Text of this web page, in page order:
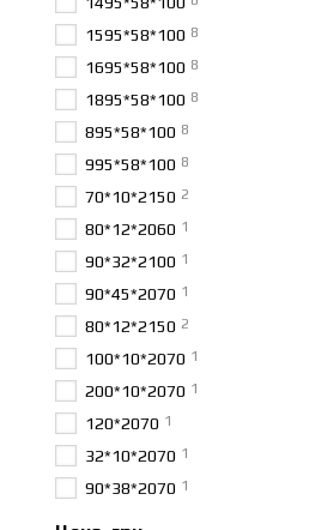
1595*58*100 8
1695*58*100 8
1895*58*100 8
895*58*100 8
995*58*100 8
70*10*2150 2
80*12*2060 1
90*32*2100 1
90*45*2070 1
80*12*2150 2
100*10*2070 1
200*10*2070 1
120*2070 1
32*10*2070 1
90*38*2070 1